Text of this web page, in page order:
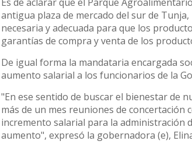
antigua plaza de mercado del sur de
necesaria y adecuada para que los
garantías de compra y venta de los
De igual forma la mandataria encargada
aumento salarial a los funcionarios de la
"En ese sentido de buscar el bienestar de
más de un mes reuniones de concertación
incremento salarial para la administración
aumento", expresó la gobernadora (e),